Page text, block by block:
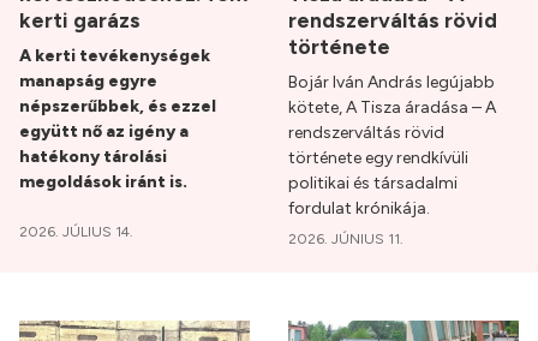
kerti garázs
A kerti tevékenységek
manapság egyre
népszerűbbek, és ezzel
együtt nő az igény a
hatékony tárolási
megoldások iránt is.
2026. JÚLIUS 14.
rendszerváltás rövid
története
Bojár Iván András legújabb
kötete, A Tisza áradása – A
rendszerváltás rövid
története egy rendkívüli
politikai és társadalmi
fordulat krónikája.
2026. JÚNIUS 11.